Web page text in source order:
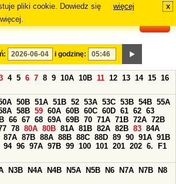
pliki cookie. Dowiedz się
więcej.
więcej x
i godzinę:
4 5 6 7 8 9 10A 10B 11 12 13 14 15 16
50B 51A 51B 52 53A 53C 53B 54B 55A
58B 59 60A 60B 60C 60D 61 62 63
66 67 68 69A 69B 70 71A 71B 72A 72B
78 80A 80B 81A 81B 82A 82B 83 84A
87A 87B 88A 88B 88C 88D 89 90 91A 91B
94 96 97A 97B 99 100 101 201 202 6.
F1
N3B N4A N4B N5A N5B N6 N7A N7B
N8